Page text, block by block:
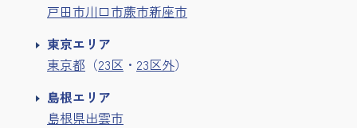
戸田市川口市蕨市新座市
東京エリア
東京都 （23区 ・ 23区外）
島根エリア
島根県出雲市